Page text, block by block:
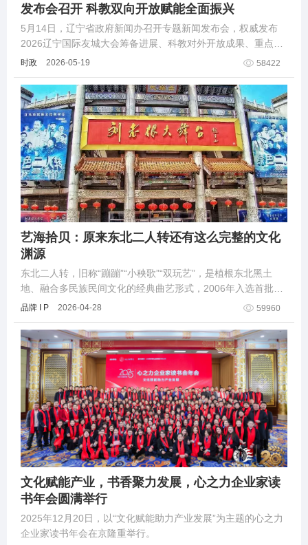
发布会召开 科教双向开放赋能全面振兴
5月14日，辽宁省政府新闻办召开专题新闻发布会，权威发布
2026辽宁国际友城大会筹备进展、科教对外开放成果、重点合
作领域及系列配套活动安排。
时政 2026-05-19 58422
艺海拾贝：原来东北二人转还有这么完整的文化
渊源
东北二人转，旧称“蹦蹦”“小秧歌”“双玩艺”，是植根东北黑土
地、融合多民族民间文化的经典曲艺形式，2006年入选首批国
家级非物质文化遗产名录，民间“宁舍一顿饭，不舍二人转”的俗
品牌 I P 2026-04-28 59960
文化赋能产业，书香聚力发展，心之力企业家读
书年会圆满举行
2025年12月20日，以“文化赋能助力产业发展”为主题的心之力
企业家读书年会在京隆重举行。